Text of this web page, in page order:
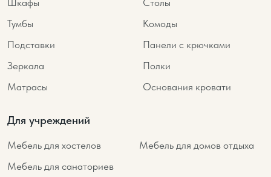
Шкафы
Столы
Тумбы
Комоды
Подставки
Панели с крючками
Зеркала
Полки
Матрасы
Основания кровати
Для учреждений
Мебель для хостелов
Мебель для домов отдыха
Мебель для санаториев